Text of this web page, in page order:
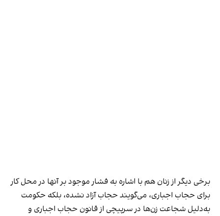
برخی دیگر از زنان هم با اشاره به فشار موجود بر آنها در محل کار
برای حجاب اجباری، می‌گویند حجاب آزاد نشده، بلکه حکومت
به‌دلیل شجاعت زن‌ها در سرپیچی از قانون حجاب اجباری و